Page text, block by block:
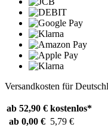
Versandkosten für
ab 52,90 € kostenlos*
ab 0,00 € 5,79 €